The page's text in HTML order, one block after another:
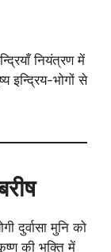
नियंत्रण में
इन्द्रिय-भोगों से
दुर्वासा मुनि को
की भक्ति में